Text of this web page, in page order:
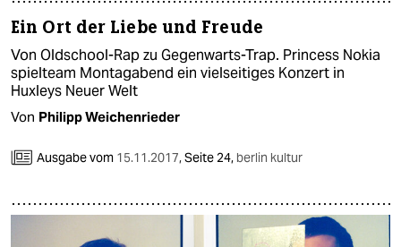
Ein Ort der Liebe und Freude
Von Oldschool-Rap zu Gegenwarts-Trap. Princess Nokia
spielteam Montagabend ein vielseitiges Konzert in
Huxleys Neuer Welt
Von Philipp Weichenrieder
Ausgabe vom 15.11.2017,Seite 24, berlin kultur